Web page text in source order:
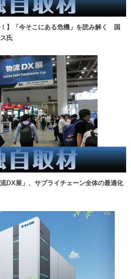
！】「今そこにある危機」を読み解く 国
氏
DX展」、サプライチェーン全体の最適化